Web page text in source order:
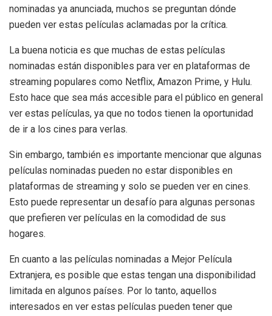
nominadas ya anunciada, muchos se preguntan dónde
pueden ver estas películas aclamadas por la crítica.
La buena noticia es que muchas de estas películas
nominadas están disponibles para ver en plataformas de
streaming populares como Netflix, Amazon Prime, y Hulu.
Esto hace que sea más accesible para el público en general
ver estas películas, ya que no todos tienen la oportunidad
de ir a los cines para verlas.
Sin embargo, también es importante mencionar que algunas
películas nominadas pueden no estar disponibles en
plataformas de streaming y solo se pueden ver en cines.
Esto puede representar un desafío para algunas personas
que prefieren ver películas en la comodidad de sus
hogares.
En cuanto a las películas nominadas a Mejor Película
Extranjera, es posible que estas tengan una disponibilidad
limitada en algunos países. Por lo tanto, aquellos
interesados en ver estas películas pueden tener que